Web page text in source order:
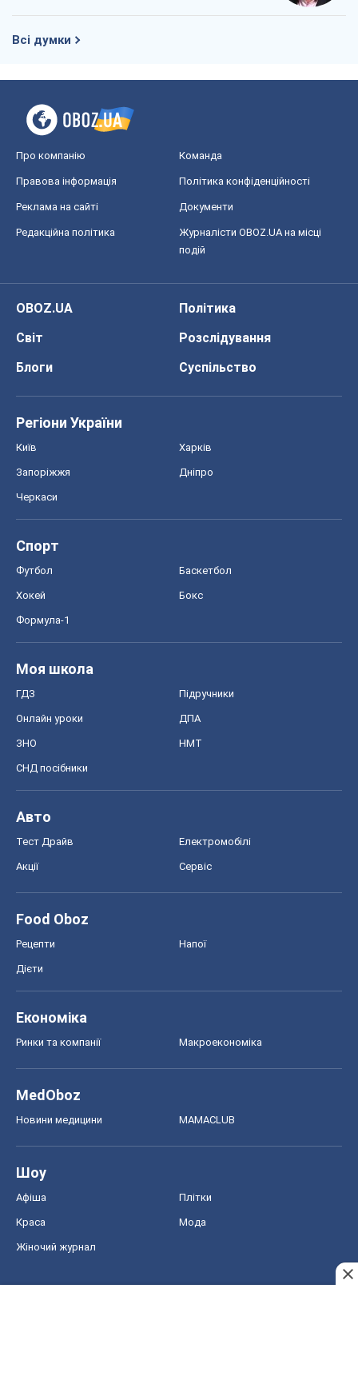
Всі думки
Про компанію Команда
Правова інформація Політика конфіденційності
Реклама на сайті Документи
Редакційна політика
Журналісти OBOZ.UA на місці
подій
OBOZ.UA
Політика
Світ
Розслідування
Блоги
Суспільство
Регіони України
Київ Харків
Запоріжжя Дніпро
Черкаси
Спорт
Футбол Баскетбол
Хокей Бокс
Формула-1
Моя школа
ГДЗ Підручники
Онлайн уроки ДПА
ЗНО НМТ
СНД посібники
Авто
Тест Драйв Електромобілі
Акції Сервіс
Food Oboz
Рецепти Напої
Дієти
Економіка
Ринки та компанії Макроекономіка
MedOboz
Новини медицини MAMACLUB
Шоу
Афіша Плітки
Краса Мода
Жіночий журнал